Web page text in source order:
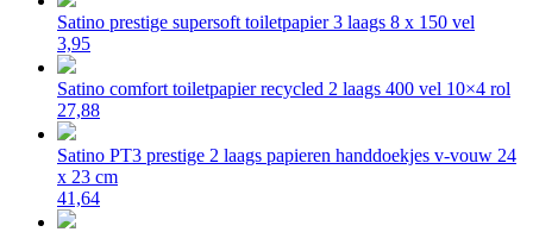
Satino prestige supersoft toiletpapier 3 laags 8 x 150 vel
3,95
Satino comfort toiletpapier recycled 2 laags 400 vel 10×4 rol
27,88
Satino PT3 prestige 2 laags papieren handdoekjes v-vouw 24
x 23 cm
41,64